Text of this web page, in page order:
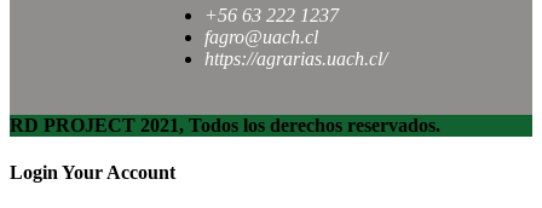
+56 63 222 1237
fagro@uach.cl
https://agrarias.uach.cl/
RD PROJECT 2021, Todos los derechos reservados.
Login Your Account